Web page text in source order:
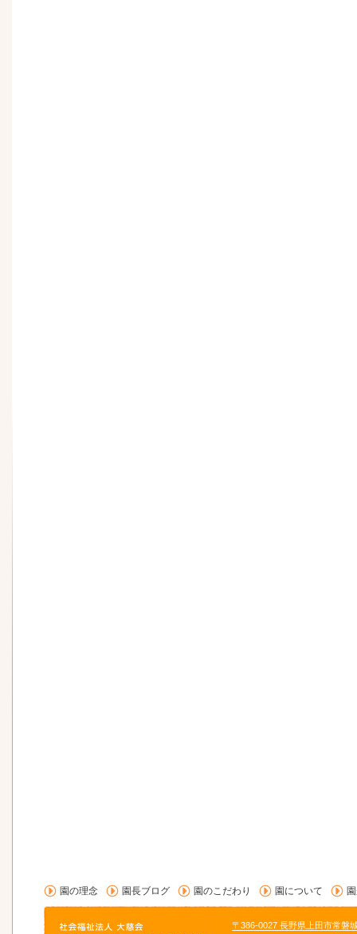
園の理念 園長ブログ 園のこだわり 園について
〒386-0027 長野県上田市常磐